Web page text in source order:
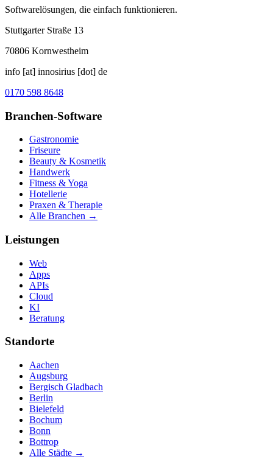
Softwarelösungen, die einfach funktionieren.
Stuttgarter Straße 13
70806 Kornwestheim
info [at] innosirius [dot] de
0170 598 8648
Branchen-Software
Gastronomie
Friseure
Beauty & Kosmetik
Handwerk
Fitness & Yoga
Hotellerie
Praxen & Therapie
Alle Branchen →
Leistungen
Web
Apps
APIs
Cloud
KI
Beratung
Standorte
Aachen
Augsburg
Bergisch Gladbach
Berlin
Bielefeld
Bochum
Bonn
Bottrop
Alle Städte →